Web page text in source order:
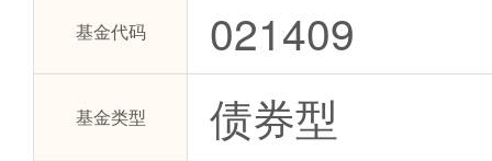
基金代码 021409
基金类型 债券型